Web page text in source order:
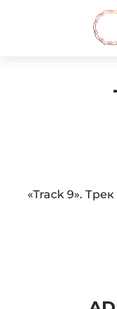
Audio
«Track 9». Трек